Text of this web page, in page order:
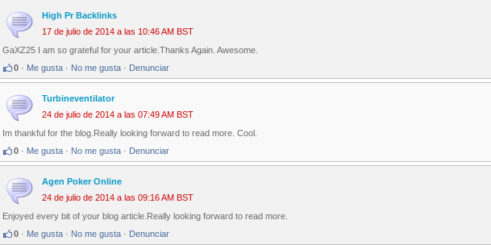
High Pr Backlinks
17 de julio de 2014 a las 10:46 AM BST
GaXZ25 I am so grateful for your article.Thanks Again. Awesome.
0 · Me gusta · No me gusta · Denunciar
Turbineventilator
24 de julio de 2014 a las 07:49 AM BST
Im thankful for the blog.Really looking forward to read more. Cool.
0 · Me gusta · No me gusta · Denunciar
Agen Poker Online
24 de julio de 2014 a las 09:16 AM BST
Enjoyed every bit of your blog article.Really looking forward to read more.
0 · Me gusta · No me gusta · Denunciar